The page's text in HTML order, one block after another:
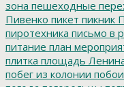
зона пешеходные
Пивенко пикет пикник
пиротехника письмо в
питание план
плитка площадь
побег из колонии побои